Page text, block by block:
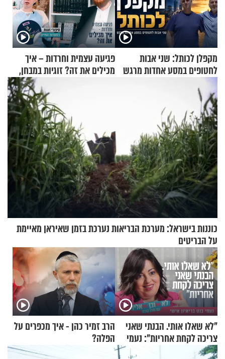
מקפלן לכותל: שני אבות
לחטופים במסע אחדות מרגש
פגיעה עצמית וחרדות – איך
מכילים את זה? זוגיות במבחן,
הפעם עם יהודית ואלתר כהן
כוננות בישראל: מערכת הבריאות נערכת בזמן שאיראן מאיימת
על הבריטים
"לא שאלו אותי. הבנתי שאני
צריכה לקחת אחריות": נעמי
בנט בריאיון אישי
הרב זמיר כהן - איך מכפרים על
הפלה?